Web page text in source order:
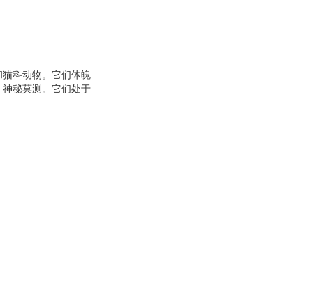
科动物。它们体魄
秘莫测。它们处于
狼图腾》、《藏
有机整体，在一个